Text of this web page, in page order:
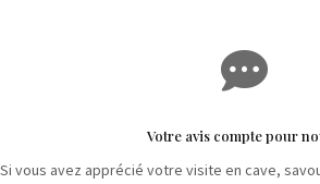

Votre avis compte pour
Si vous avez apprécié votre visite en cave,